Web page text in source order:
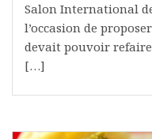
Salon International
l’occasion de
devait pouvoir refaire
[…]